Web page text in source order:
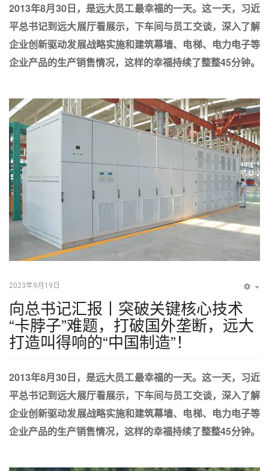
2013年8月30日，是远大员工最幸福的一天。这一天，习近
平总书记到远大展厅看展示，下车间与员工交谈，深入了解
企业创新驱动发展战略实施和建筑幕墙、电梯、电力电子等
企业产品的生产销售情况，这样的幸福持续了整整45分钟。
2023年9月19日
向总书记汇报丨突破关键核心技术
“卡脖子”难题，打破国外垄断，远大
打造叫得响的“中国制造”！
2013年8月30日，是远大员工最幸福的一天。这一天，习近
平总书记到远大展厅看展示，下车间与员工交谈，深入了解
企业创新驱动发展战略实施和建筑幕墙、电梯、电力电子等
企业产品的生产销售情况，这样的幸福持续了整整45分钟。